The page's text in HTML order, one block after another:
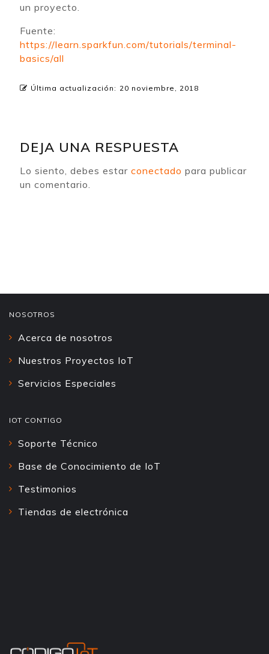
un proyecto.
Fuente:
https://learn.sparkfun.com/tutorials/terminal-
basics/all
Última actualización: 20 noviembre, 2018
DEJA UNA RESPUESTA
Lo siento, debes estar conectado para publicar
un comentario.
NOSOTROS
Acerca de nosotros
Nuestros Proyectos IoT
Servicios Especiales
IOT CONTIGO
Soporte Técnico
Base de Conocimiento de IoT
Testimonios
Tiendas de electrónica